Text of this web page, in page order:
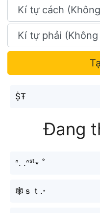
ṨŦ
Đang
ᐢ. .ᐢˢᵗ⋆ ˚
🕸ｓｔ.⋆